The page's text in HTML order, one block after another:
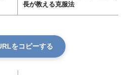
長が教える克服法
をコピーする